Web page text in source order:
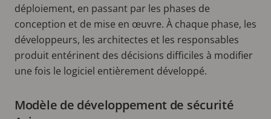
déploiement, en passant par les phases de
conception et de mise en œuvre. À chaque phase, les
développeurs, les architectes et les responsables
produit entérinent des décisions difficiles à modifier
une fois le logiciel entièrement développé.
Modèle de développement de sécurité